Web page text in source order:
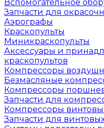
Вспомогательное
Запчасти для
Аэрографы
Краскопульты
Миникраскопульты
Аксессуары и
краскопультов
Компрессоры
Безмасляные
Компрессоры
Запчасти для
Компрессоры
Запчасти для